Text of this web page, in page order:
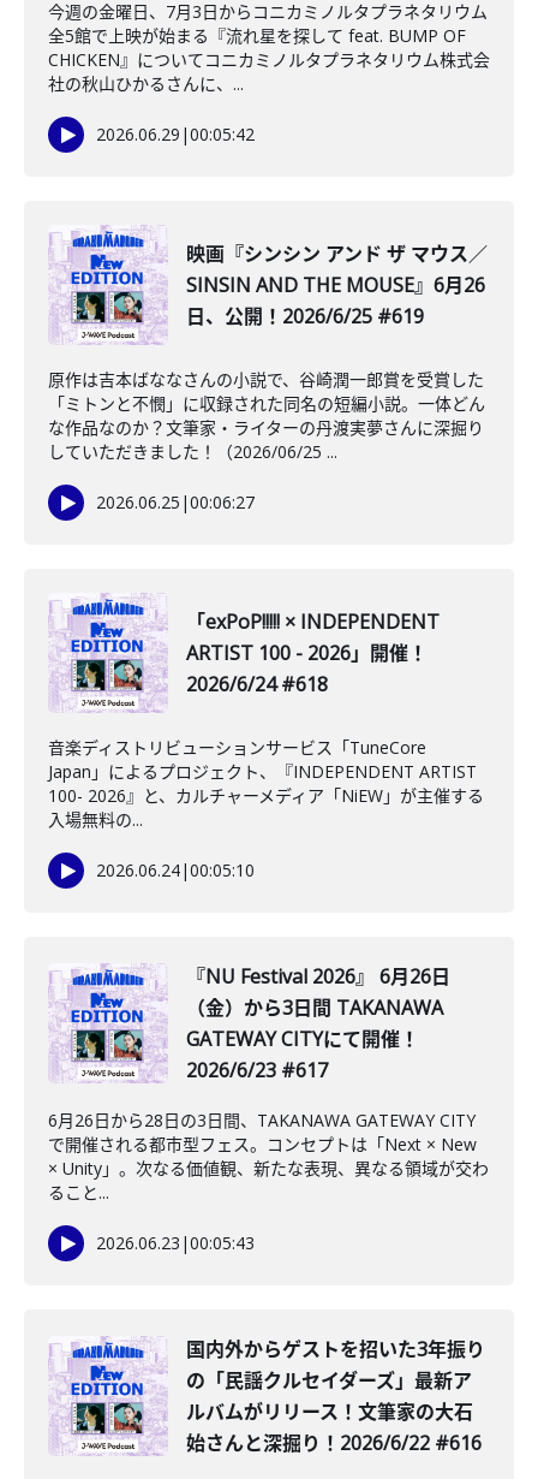
今週の金曜日、7月3日からコニカミノルタプラネタリウム
全5館で上映が始まる『流れ星を探して feat. BUMP OF
CHICKEN』についてコニカミノルタプラネタリウム株式会
社の秋山ひかるさんに、...
2026.06.29 |00:05:42
映画『シンシン アンド ザ マウス／
SINSIN AND THE MOUSE』6月26
日、公開！2026/6/25 #619
原作は吉本ばななさんの小説で、谷崎潤一郎賞を受賞した
「ミトンと不憫」に収録された同名の短編小説。一体どん
な作品なのか？文筆家・ライターの丹渡実夢さんに深掘り
していただきました！（2026/06/25 ...
2026.06.25 |00:06:27
「exPoP!!!!! × INDEPENDENT
ARTIST 100 - 2026」開催！
2026/6/24 #618
音楽ディストリビューションサービス「TuneCore
Japan」によるプロジェクト、『INDEPENDENT ARTIST
100- 2026』と、カルチャーメディア「NiEW」が主催する
入場無料の...
2026.06.24|00:05:10
『NU Festival 2026』 6月26日
（金）から3日間 TAKANAWA
GATEWAY CITYにて開催！
2026/6/23 #617
6月26日から28日の3日間、TAKANAWA GATEWAY CITY
で開催される都市型フェス。コンセプトは「Next × New
× Unity」。次なる価値観、新たな表現、異なる領域が交わ
ること...
2026.06.23 |00:05:43
️国内外からゲストを招いた3年振り
の「民謡クルセイダーズ」最新ア
ルバムがリリース！文筆家の大石
始さんと深掘り！2026/6/22 #616